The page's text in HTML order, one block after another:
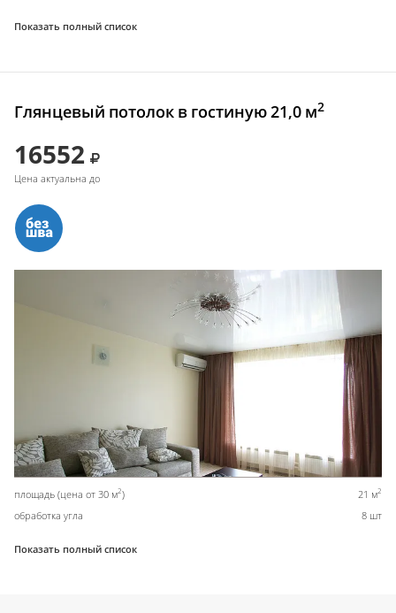
Показать полный список
Глянцевый потолок в гостиную 21,0 м2
16552
Цена актуальна до
площадь (цена от 30 м2) 21 м2
обработка угла 8 шт
Показать полный список